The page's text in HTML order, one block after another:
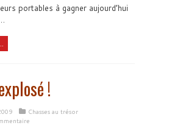
portables à gagner aujourd’hui
!
Chasses au trésor